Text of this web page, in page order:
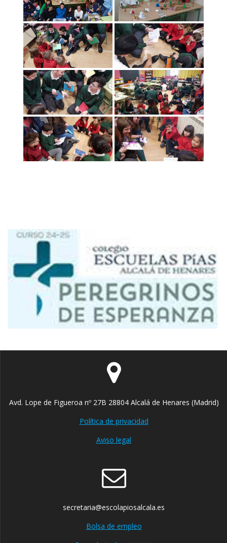
Avd. Lope de Figueroa nº 27B 28804 Alcalá de Henares (Madrid)
Política de privacidad
Aviso legal
secretaria@escolapiosalcala.es
Bolsa de empleo